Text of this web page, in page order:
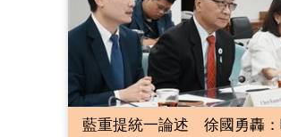
藍重提統一論述 徐國勇轟